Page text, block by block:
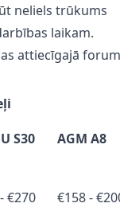
neliels trūkums
laikam.
attiecīgajā
S30
AGM A8
€270 €158 -